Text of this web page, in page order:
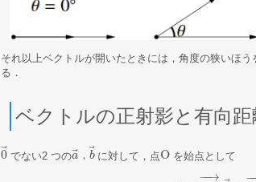
それ以上ベクトルが開いたときには，角度の狭いほう
る．
ベクトルの正射影と有向距
0⃗
0→でない2 つのa ， b⃗
a→ ，b→
に対して，点O
O を始点として
−→
− −